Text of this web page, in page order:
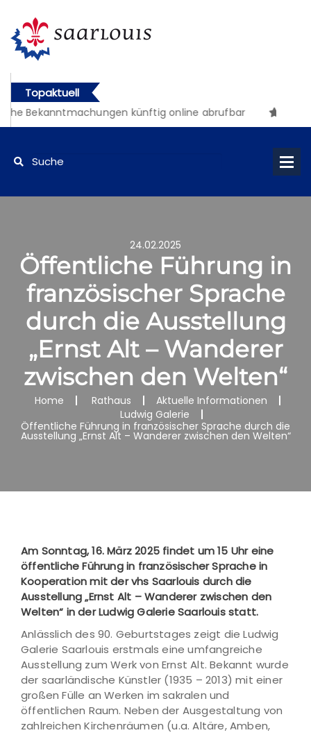
Topaktuell
Bekanntmachungen künftig online abrufbar
24.02.2025
Öffentliche Führung in
französischer Sprache
durch die Ausstellung
„Ernst Alt – Wanderer
zwischen den Welten“
Home Rathaus
Aktuelle Informationen
Ludwig Galerie
Öffentliche Führung in französischer Sprache durch die
Ausstellung „Ernst Alt – Wanderer zwischen den Welten“
Am Sonntag, 16. März 2025 findet um 15 Uhr eine
öffentliche Führung in französischer Sprache in
Kooperation mit der vhs Saarlouis durch die
Ausstellung „Ernst Alt – Wanderer zwischen den
Welten“ in der Ludwig Galerie Saarlouis statt.
Anlässlich des 90. Geburtstages zeigt die Ludwig
Galerie Saarlouis erstmals eine umfangreiche
Ausstellung zum Werk von Ernst Alt. Bekannt wurde
der saarländische Künstler (1935 – 2013) mit einer
großen Fülle an Werken im sakralen und
öffentlichen Raum. Neben der Ausgestaltung von
zahlreichen Kirchenräumen (u.a. Altäre, Amben,